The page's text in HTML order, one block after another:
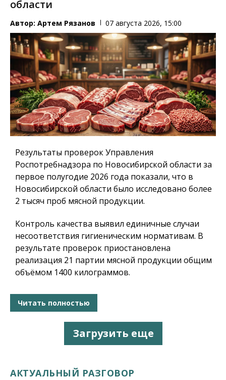
области
Автор: Артем Рязанов 07 августа 2026, 15:00
Результаты проверок Управления
Роспотребнадзора по Новосибирской области за
первое полугодие 2026 года показали, что в
Новосибирской области было исследовано более
2 тысяч проб мясной продукции.
Контроль качества выявил единичные случаи
несоответствия гигиеническим нормативам. В
результате проверок приостановлена
реализация 21 партии мясной продукции общим
объёмом 1400 килограммов.
Читать полностью
Загрузить еще
АКТУАЛЬНЫЙ РАЗГОВОР